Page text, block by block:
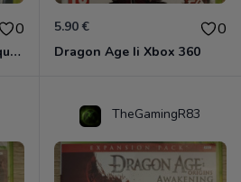
0
Harry Potter Et Les Reliques De La Mort - 1ère Partie Xbox 360
5.90 € 0
Dragon Age Ii Xbox 360
TheGamingR83